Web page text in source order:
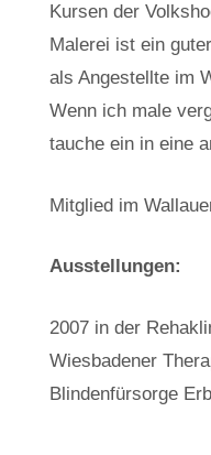
Kursen der
Malerei ist ein
als Angestellte im
Wenn ich male
tauche ein in eine
Mitglied im
Ausstellungen:
2007 in der
Wiesbadener
Blindenfürsorge